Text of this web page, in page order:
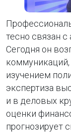
тесно связан
Сегодня он
коммуникаций,
изучением
экспертиза
и в деловых
оценки
прогнозирует